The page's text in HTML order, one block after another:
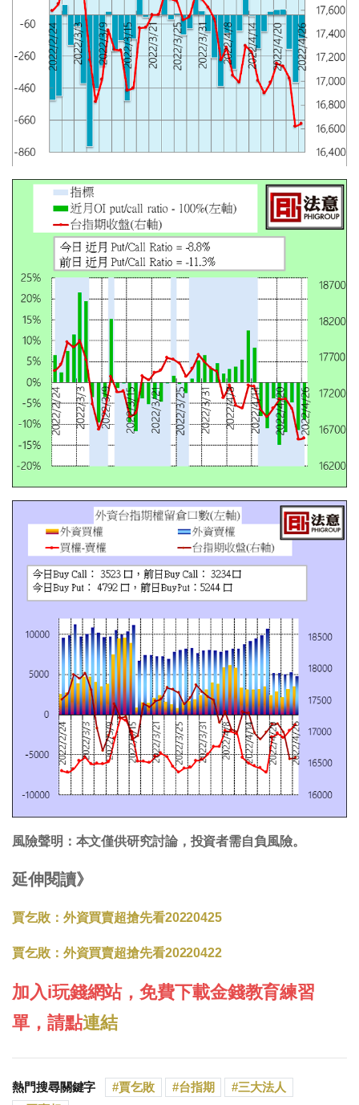
風險聲明：本文僅供研究討論，投資者需自負風險。
延伸閱讀》
賈乞敗：外資買賣超搶先看20220425
賈乞敗：外資買賣超搶先看20220422
加入i玩錢網站，免費下載金錢教育練習
單，請點連結
熱門搜尋關鍵字 賈乞敗 台指期
三大法人